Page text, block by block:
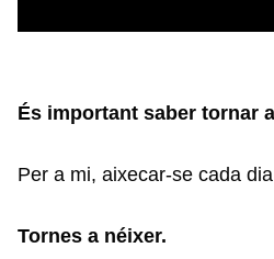
És important saber tornar
Per a mi, aixecar-se cada
Tornes a néixer.